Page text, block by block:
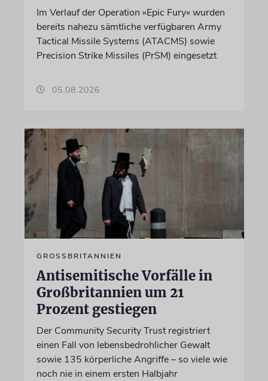
Im Verlauf der Operation »Epic Fury« wurden
bereits nahezu sämtliche verfügbaren Army
Tactical Missile Systems (ATACMS) sowie
Precision Strike Missiles (PrSM) eingesetzt
05.08.2026
GROSSBRITANNIEN
Antisemitische Vorfälle in
Großbritannien um 21
Prozent gestiegen
Der Community Security Trust registriert
einen Fall von lebensbedrohlicher Gewalt
sowie 135 körperliche Angriffe – so viele wie
noch nie in einem ersten Halbjahr